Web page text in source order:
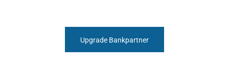
Upgrade Bankpartner